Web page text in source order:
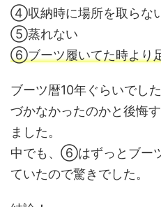
④収納時に場所を取らな
⑤蒸れない
⑥ブーツ履いてた時より
ブーツ暦10年ぐらいでし
づかなかったのかと後悔
ました。
中でも、⑥はずっとブー
ていたので驚きでした。